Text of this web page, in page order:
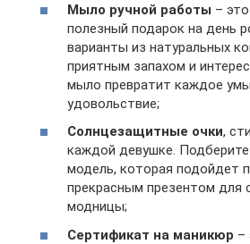
Мыло ручной работы –
полезный подарок на день
варианты из натуральных
приятным запахом и
мыло превратит каждое
удовольствие;
Солнцезащитные очки,
каждой девушке.
модель, которая подойдет
прекрасным презентом для
модницы;
Сертификат на маникюр –